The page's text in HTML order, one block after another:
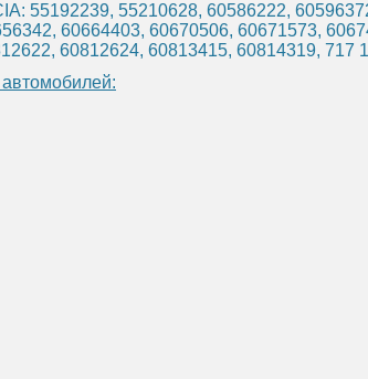
55192239, 55210628, 60586222,
60664403, 60670506, 60671573,
60812624, 60813415, 60814319, 717